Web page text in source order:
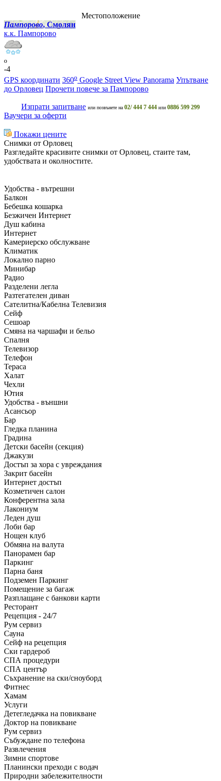
Местоположение
Пампорово, Смолян
к.к. Пампорово
o
-4
GPS координати 360o Google Street View Panorama Упътване
до Орловец Прочети повече за Пампорово
Изпрати запитване или позвънете на 02/ 444 7 444 или 0886 599 299
Ваучери за оферти
Покажи цените
Снимки от Орловец
Разгледайте красивите снимки от Орловец, стаите там,
удобствата и околностите.
Удобства - вътрешни
Балкон
Бебешка кошарка
Безжичен Интернет
Душ кабина
Интернет
Камериерско обслужване
Климатик
Локално парно
Минибар
Радио
Разделени легла
Разтегателен диван
Сателитна/Кабелна Телевизия
Сейф
Сешоар
Смяна на чаршафи и бельо
Спалня
Телевизор
Телефон
Тераса
Халат
Чехли
Ютия
Удобства - външни
Асансьор
Бар
Гледка планина
Градина
Детски басейн (секция)
Джакузи
Достъп за хора с увреждания
Закрит басейн
Интернет достъп
Козметичен салон
Конферентна зала
Лакониум
Леден душ
Лоби бар
Нощен клуб
Обмяна на валута
Панорамен бар
Паркинг
Парна баня
Подземен Паркинг
Помещение за багаж
Разплащане с банкови карти
Ресторант
Рецепция - 24/7
Рум сервиз
Сауна
Сейф на рецепция
Ски гардероб
СПА процедури
СПА център
Съхранение на ски/сноуборд
Фитнес
Хамам
Услуги
Детегледачка на повикване
Доктор на повикване
Рум сервиз
Събуждане по телефона
Развлечения
Зимни спортове
Планински преходи с водач
Природни забележителности